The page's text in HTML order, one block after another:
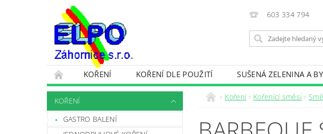
603 334 794
KOŘENÍ KOŘENÍ DLE POUŽITÍ
SUŠENÁ ZELENINA A
OCHRANA OSOBNÍCH ÚDAJŮ A VŠEOBECNÉ OBCHODNÍ PODMÍNKY
KOŘENÍ
GASTRO BALENÍ
Koření Kořenící směsi